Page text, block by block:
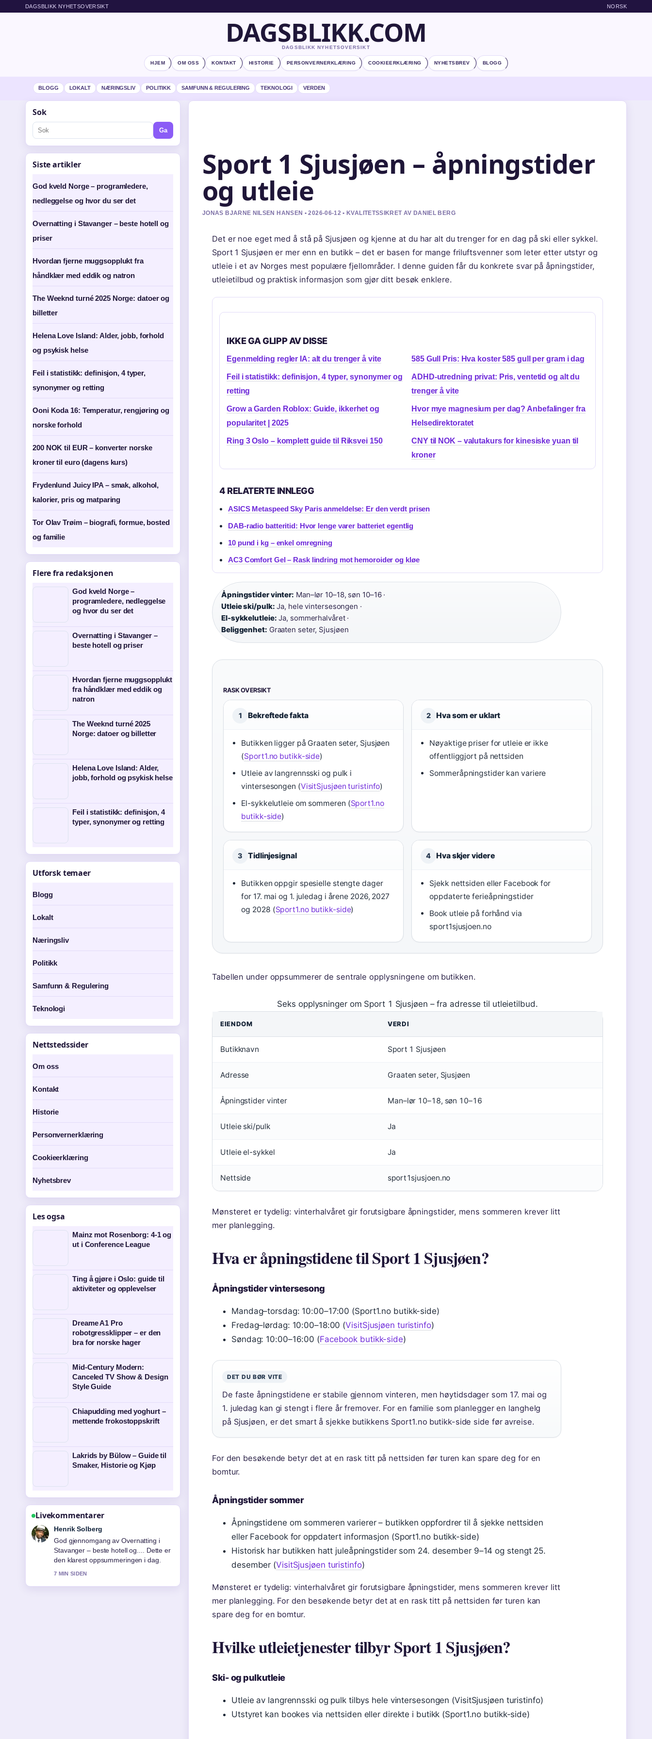
DAGSBLIKK NYHETSOVERSIKT NORSK
DAGSBLIKK.COM
DAGSBLIKK NYHETSOVERSIKT
HJEM OM OSS KONTAKT HISTORIE PERSONVERNERKLÆRING COOKIEERKLÆRING NYHETSBREV BLOGG
BLOGG LOKALT NÆRINGSLIV POLITIKK SAMFUNN & REGULERING TEKNOLOGI VERDEN
Sport 1 Sjusjøen – åpningstider
og utleie
JONAS BJARNE NILSEN HANSEN • 2026-06-12 • KVALITETSSIKRET AV DANIEL BERG
Det er noe eget med å stå på Sjusjøen og kjenne at du har alt du trenger for en dag på ski eller sykkel.
Sport 1 Sjusjøen er mer enn en butikk – det er basen for mange friluftsvenner som leter etter utstyr og
utleie i et av Norges mest populære fjellområder. I denne guiden får du konkrete svar på åpningstider,
utleietilbud og praktisk informasjon som gjør ditt besøk enklere.
IKKE GA GLIPP AV DISSE
Egenmelding regler IA: alt du trenger å vite 585 Gull Pris: Hva koster 585 gull per gram i dag
Feil i statistikk: definisjon, 4 typer, synonymer og
retting
ADHD-utredning privat: Pris, ventetid og alt du
trenger å vite
Grow a Garden Roblox: Guide, ikkerhet og
popularitet | 2025
Hvor mye magnesium per dag? Anbefalinger fra
Helsedirektoratet
Ring 3 Oslo – komplett guide til Riksvei 150
CNY til NOK – valutakurs for kinesiske yuan til
kroner
4 RELATERTE INNLEGG
ASICS Metaspeed Sky Paris anmeldelse: Er den verdt prisen
DAB-radio batteritid: Hvor lenge varer batteriet egentlig
10 pund i kg – enkel omregning
AC3 Comfort Gel – Rask lindring mot hemoroider og kløe
Åpningstider vinter: Man–lør 10–18, søn 10–16 ·
Utleie ski/pulk: Ja, hele vintersesongen ·
El-sykkelutleie: Ja, sommerhalvåret ·
Beliggenhet: Graaten seter, Sjusjøen
RASK OVERSIKT
1 Bekreftede fakta
Butikken ligger på Graaten seter, Sjusjøen
(Sport1.no butikk-side)
Utleie av langrennsski og pulk i
vintersesongen (VisitSjusjøen turistinfo)
El-sykkelutleie om sommeren (Sport1.no
butikk-side)
2 Hva som er uklart
Nøyaktige priser for utleie er ikke
offentliggjort på nettsiden
Sommeråpningstider kan variere
3 Tidlinjesignal
Butikken oppgir spesielle stengte dager
for 17. mai og 1. juledag i årene 2026, 2027
og 2028 (Sport1.no butikk-side)
4 Hva skjer videre
Sjekk nettsiden eller Facebook for
oppdaterte ferieåpningstider
Book utleie på forhånd via
sport1sjusjoen.no
Tabellen under oppsummerer de sentrale opplysningene om butikken.
Seks opplysninger om Sport 1 Sjusjøen – fra adresse til utleietilbud.
EIENDOM VERDI
Butikknavn Sport 1 Sjusjøen
Adresse Graaten seter, Sjusjøen
Åpningstider vinter Man–lør 10–18, søn 10–16
Utleie ski/pulk Ja
Utleie el-sykkel Ja
Nettside sport1sjusjoen.no
Mønsteret er tydelig: vinterhalvåret gir forutsigbare åpningstider, mens sommeren krever litt
mer planlegging.
Hva er åpningstidene til Sport 1 Sjusjøen?
Åpningstider vintersesong
Mandag–torsdag: 10:00–17:00 (Sport1.no butikk-side)
Fredag–lørdag: 10:00–18:00 (VisitSjusjøen turistinfo)
Søndag: 10:00–16:00 (Facebook butikk-side)
DET DU BØR VITE
De faste åpningstidene er stabile gjennom vinteren, men høytidsdager som 17. mai og
1. juledag kan gi stengt i flere år fremover. For en familie som planlegger en langhelg
på Sjusjøen, er det smart å sjekke butikkens Sport1.no butikk-side side før avreise.
For den besøkende betyr det at en rask titt på nettsiden før turen kan spare deg for en
bomtur.
Åpningstider sommer
Åpningstidene om sommeren varierer – butikken oppfordrer til å sjekke nettsiden
eller Facebook for oppdatert informasjon (Sport1.no butikk-side)
Historisk har butikken hatt juleåpningstider som 24. desember 9–14 og stengt 25.
desember (VisitSjusjøen turistinfo)
Mønsteret er tydelig: vinterhalvåret gir forutsigbare åpningstider, mens sommeren krever litt
mer planlegging. For den besøkende betyr det at en rask titt på nettsiden før turen kan
spare deg for en bomtur.
Hvilke utleietjenester tilbyr Sport 1 Sjusjøen?
Ski- og pulkutleie
Utleie av langrennsski og pulk tilbys hele vintersesongen (VisitSjusjøen turistinfo)
Utstyret kan bookes via nettsiden eller direkte i butikk (Sport1.no butikk-side)
Sok
Ga
Siste artikler
God kveld Norge – programledere,
nedleggelse og hvor du ser det
Overnatting i Stavanger – beste hotell og
priser
Hvordan fjerne muggsopplukt fra
håndklær med eddik og natron
The Weeknd turné 2025 Norge: datoer og
billetter
Helena Love Island: Alder, jobb, forhold
og psykisk helse
Feil i statistikk: definisjon, 4 typer,
synonymer og retting
Ooni Koda 16: Temperatur, rengjøring og
norske forhold
200 NOK til EUR – konverter norske
kroner til euro (dagens kurs)
Frydenlund Juicy IPA – smak, alkohol,
kalorier, pris og matparing
Tor Olav Trøim – biografi, formue, bosted
og familie
Flere fra redaksjonen
God kveld Norge –
programledere, nedleggelse
og hvor du ser det
Overnatting i Stavanger –
beste hotell og priser
Hvordan fjerne muggsopplukt
fra håndklær med eddik og
natron
The Weeknd turné 2025
Norge: datoer og billetter
Helena Love Island: Alder,
jobb, forhold og psykisk helse
Feil i statistikk: definisjon, 4
typer, synonymer og retting
Utforsk temaer
Blogg
Lokalt
Næringsliv
Politikk
Samfunn & Regulering
Teknologi
Nettstedssider
Om oss
Kontakt
Historie
Personvernerklæring
Cookieerklæring
Nyhetsbrev
Les ogsa
Mainz mot Rosenborg: 4-1 og
ut i Conference League
Ting å gjøre i Oslo: guide til
aktiviteter og opplevelser
Dreame A1 Pro
robotgressklipper – er den
bra for norske hager
Mid-Century Modern:
Canceled TV Show & Design
Style Guide
Chiapudding med yoghurt –
mettende frokostoppskrift
Lakrids by Bülow – Guide til
Smaker, Historie og Kjøp
Livekommentarer
Nora Berg
Folgjer Hvordan fjerne muggsopplukt
fra håndklær med eddik... tett – setter
pris pa den balanserte tonen her.
9 MIN SIDEN